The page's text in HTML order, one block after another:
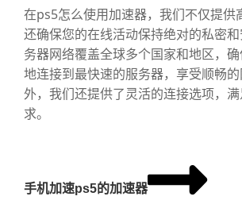
在ps5怎么使用加速器，我们不仅提供
还确保您的在线活动保持绝对的私密
务器网络覆盖全球多个国家和地区，
地连接到最快速的服务器，享受顺畅
外，我们还提供了灵活的连接选项，
求。
手机加速ps5的加速器